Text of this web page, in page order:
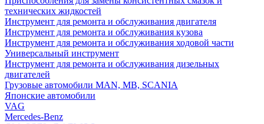
технических жидкостей
Инструмент для ремонта и обслуживания двигателя
Инструмент для ремонта и обслуживания кузова
Инструмент для ремонта и обслуживания ходовой части
Универсальный инструмент
Инструмент для ремонта и обслуживания дизельных
двигателей
Грузовые автомобили MAN, MB, SCANIA
Японские автомобили
VAG
Mercedes-Benz